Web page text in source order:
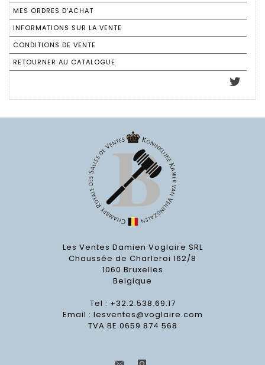
MES ORDRES D'ACHAT
INFORMATIONS SUR LA VENTE
CONDITIONS DE VENTE
RETOURNER AU CATALOGUE
Les Ventes Damien Voglaire SRL
Chaussée de Charleroi 162/8
1060 Bruxelles
Belgique
Tel : +32.2.538.69.17
Email : lesventes@voglaire.com
TVA BE 0659 874 568